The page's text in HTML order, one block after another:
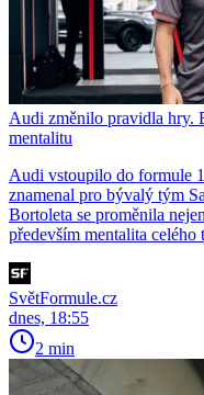
Audi změnilo pravidla hry.
mentalitu
Audi vstoupilo do formule
znamenal pro bývalý tým
Bortoleta se proměnila
především mentalita celého
SvětFormule.cz
dnes, 18:55
2 min